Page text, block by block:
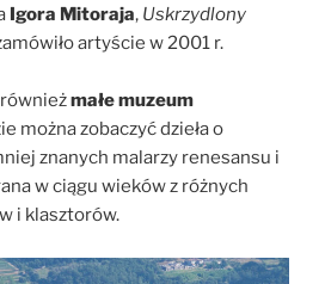
Igora Mitoraja, Uskrzydlony
artyście w 2001 r.
małe muzeum
można zobaczyć dzieła o
znanych malarzy renesansu i
w ciągu wieków z różnych
i klasztorów.